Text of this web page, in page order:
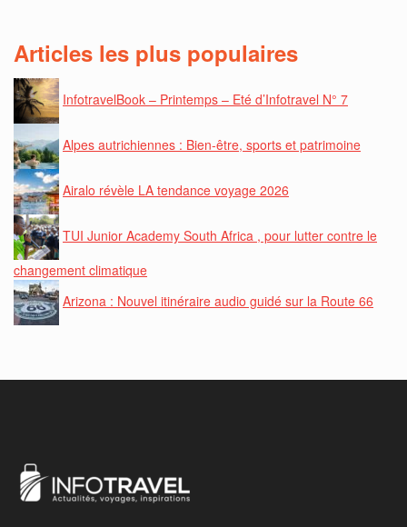
Articles les plus populaires
InfotravelBook – Printemps – Eté d’Infotravel N° 7
Alpes autrichiennes : Bien-être, sports et patrimoine
Airalo révèle LA tendance voyage 2026
TUI Junior Academy South Africa , pour lutter contre le
changement climatique
Arizona : Nouvel itinéraire audio guidé sur la Route 66